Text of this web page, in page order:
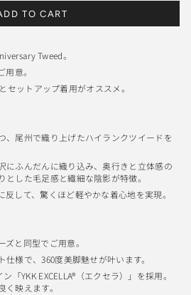
TO CART
Tweed。
意。
とセットアップ着用がオススメ。
、尾州で織り上げたハイランクツイードを
にふんだんに織り込み、奥行きと立体感の
した毛足感と繊細な陰影が特徴。
反して、驚くほど軽やかな着心地を実現。
ズと同型でご用意。
仕様で、360度美脚魅せが叶います。
「YKK EXCELLA®（エクセラ）」を採用。
映えます。